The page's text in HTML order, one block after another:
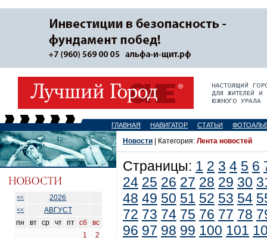
ГЛАВНАЯ НАВИГАТОР СТАТЬИ
<< 2026
<<
АВГУСТ
пн
вт ср чт пт сб
вс
1
2
Новости | Категория: Лента новостей
Страницы: 1 2 3 4 5 6
24 25 26 27 28 29 30
48 49 50 51 52 53 54
72 73 74 75 76 77 78
96 97 98 99 100 101